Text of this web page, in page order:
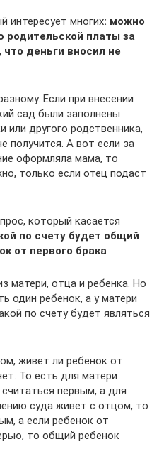
интересует многих: можно
родительской платы за
деньги вносил не
Если при внесении
сад были заполнены
другого родственника,
получится. А вот если за
оформляла мама, то
только если отец подаст
который касается
по счету будет общий
от первого брака
матери, отца и ребенка. Но
один ребенок, а у матери
по счету будет являться
живет ли ребенок от
То есть для матери
первым, а для
суда живет с отцом, то
а если ребенок от
то общий ребенок